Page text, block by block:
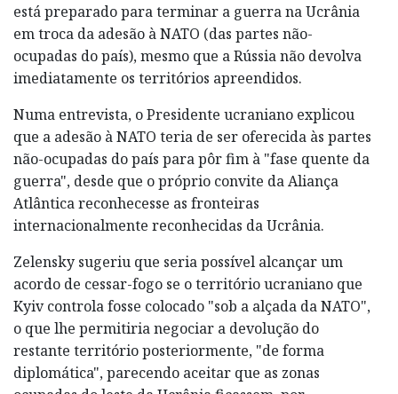
está preparado para terminar a guerra na Ucrânia
em troca da adesão à NATO (das partes não-
ocupadas do país), mesmo que a Rússia não devolva
imediatamente os territórios apreendidos.
Numa entrevista, o Presidente ucraniano explicou
que a adesão à NATO teria de ser oferecida às partes
não-ocupadas do país para pôr fim à "fase quente da
guerra", desde que o próprio convite da Aliança
Atlântica reconhecesse as fronteiras
internacionalmente reconhecidas da Ucrânia.
Zelensky sugeriu que seria possível alcançar um
acordo de cessar-fogo se o território ucraniano que
Kyiv controla fosse colocado "sob a alçada da NATO",
o que lhe permitiria negociar a devolução do
restante território posteriormente, "de forma
diplomática", parecendo aceitar que as zonas